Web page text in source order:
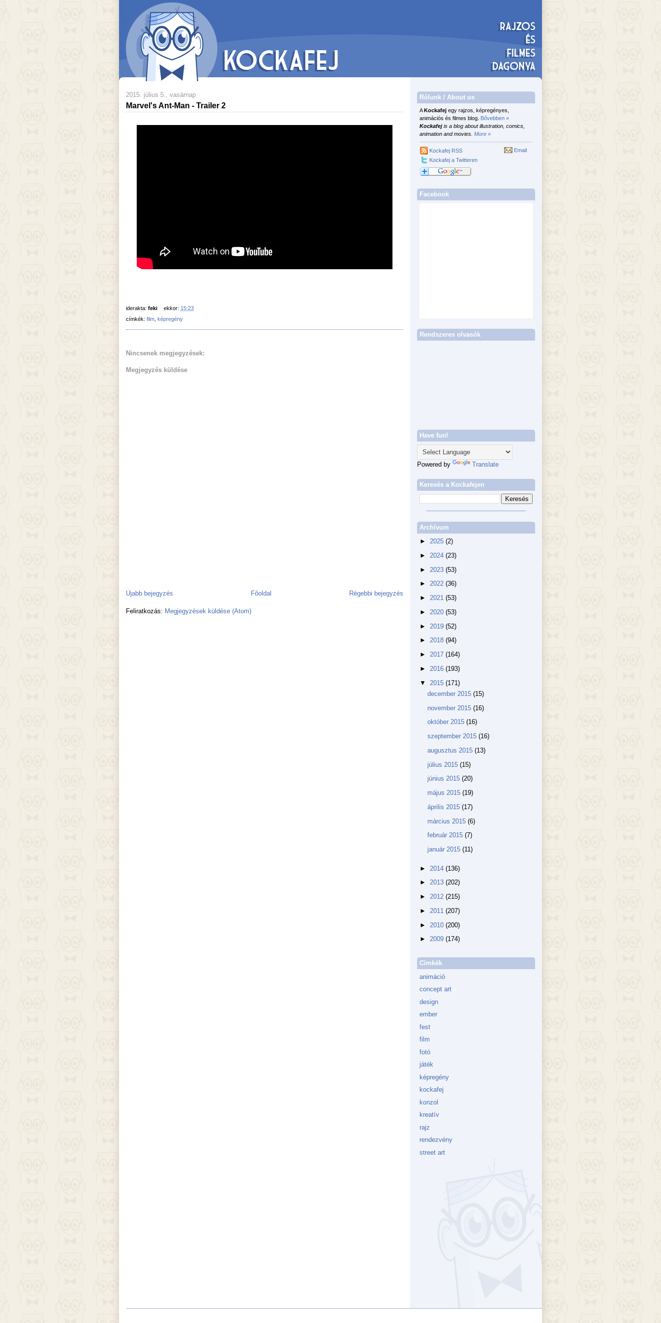
2015. július 5., vasárnap
Marvel's Ant-Man - Trailer 2
iderakta: feki ekkor: 15:23
címkék: film, képregény
Nincsenek megjegyzések:
Megjegyzés küldése
Újabb bejegyzés Régebbi bejegyzés
Főoldal
Feliratkozás: Megjegyzések küldése (Atom)
Rólunk / About us
AKockafej egy rajzos, képregényes,
animációs és filmes blog. Bővebben »
Kockafejis a blog about illustration, comics,
animation and movies. More »
Kockafej RSS
Kockafej a Twitteren
Email
Facebook
Rendszeres olvasók
Have fun!
Powered by Translate
Keresés a Kockafejen
Archívum
► 2025 (2)
► 2024 (23)
► 2023 (53)
► 2022 (36)
► 2021 (53)
► 2020 (53)
► 2019 (52)
► 2018 (94)
► 2017 (164)
► 2016 (193)
▼ 2015 (171)
december 2015 (15)
november 2015 (16)
október 2015 (16)
szeptember 2015 (16)
augusztus 2015 (13)
július 2015 (15)
június 2015 (20)
május 2015 (19)
április 2015 (17)
március 2015 (6)
február 2015 (7)
január 2015 (11)
► 2014 (136)
► 2013 (202)
► 2012 (215)
► 2011 (207)
► 2010 (200)
► 2009 (174)
Címkék
animáció
concept art
design
ember
fest
film
fotó
játék
képregény
kockafej
konzol
kreatív
rajz
rendezvény
street art